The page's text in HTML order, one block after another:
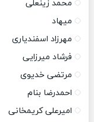
محمد زینعلی
میهاد
مهرزاد اسفندیاری
فرشاد میرزایی
مرتضی خدیوی
احمدرضا بنام
امیرعلی کریمخانی